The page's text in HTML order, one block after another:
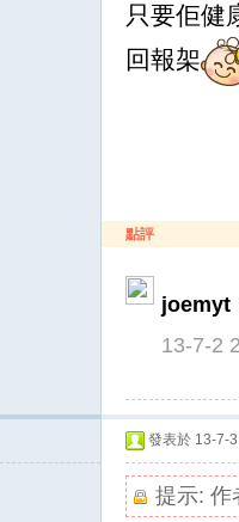
只要佢健
回報架
點評
joemyt
13-7-2
發表於 13-7-
提示: 作